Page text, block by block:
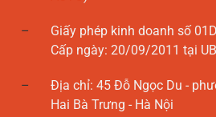
Giấy phép kinh doanh số
Cấp ngày: 20/09/2011 tại
Địa chỉ: 45 Đỗ Ngọc Du -
Hai Bà Trưng - Hà Nội